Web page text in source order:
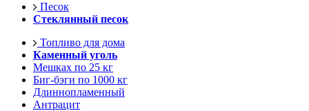
Песок
Стеклянный песок
Топливо для дома
Каменный уголь
Мешках по 25 кг
Биг-бэги по 1000 кг
Длиннопламенный
Антрацит